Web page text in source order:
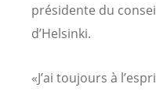
présidente du
d’Helsinki.
«J’ai toujours à